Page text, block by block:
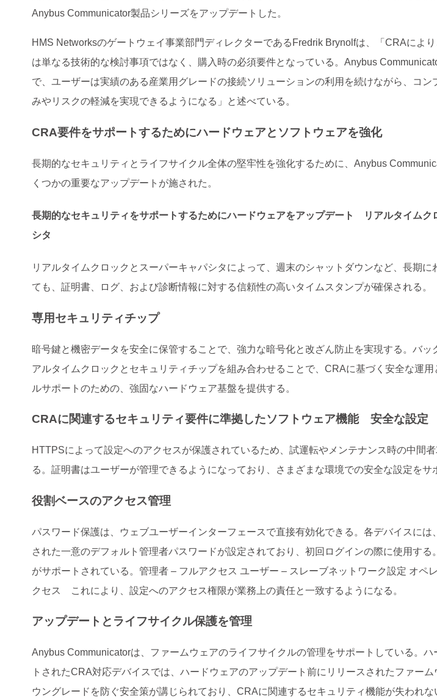
Anybus Communicator製品シリーズをアップデートした。
HMS Networksのゲートウェイ事業部門ディレクターであるFredrik Brynolfは、「CRAによ
は単なる技術的な検討事項ではなく、購入時の必須要件となっている。Anybus
で、ユーザーは実績のある産業用グレードの接続ソリューションの利用を続けながら、コン
みやリスクの軽減を実現できるようになる」と述べている。
CRA要件をサポートするためにハードウェアとソフトウェアを強化
長期的なセキュリティとライフサイクル全体の堅牢性を強化するために、Anybus
くつかの重要なアップデートが施された。
長期的なセキュリティをサポートするためにハードウェアをアップデート リアルタイムク
シタ
リアルタイムクロックとスーパーキャパシタによって、週末のシャットダウンなど、長期に
ても、証明書、ログ、および診断情報に対する信頼性の高いタイムスタンプが確保される。
専用セキュリティチップ
暗号鍵と機密データを安全に保管することで、強力な暗号化と改ざん防止を実現する。バッ
アルタイムクロックとセキュリティチップを組み合わせることで、CRAに基づく安全な運用
ルサポートのための、強固なハードウェア基盤を提供する。
CRAに関連するセキュリティ要件に準拠したソフトウェア機能 安全な設定
HTTPSによって設定へのアクセスが保護されているため、試運転やメンテナンス時の中間
る。証明書はユーザーが管理できるようになっており、さまざまな環境での安全な設定をサ
役割ベースのアクセス管理
パスワード保護は、ウェブユーザーインターフェースで直接有効化できる。各デバイスには
された一意のデフォルト管理者パスワードが設定されており、初回ログインの際に使用する
がサポートされている。管理者 – フルアクセス ユーザー – スレーブネットワーク設定 オペ
クセス これにより、設定へのアクセス権限が業務上の責任と一致するようになる。
アップデートとライフサイクル保護を管理
Anybus Communicatorは、ファームウェアのライフサイクルの管理をサポートしている。ハ
トされたCRA対応デバイスでは、ハードウェアのアップデート前にリリースされたファー
ウングレードを防ぐ安全策が講じられており、CRAに関連するセキュリティ機能が失われな